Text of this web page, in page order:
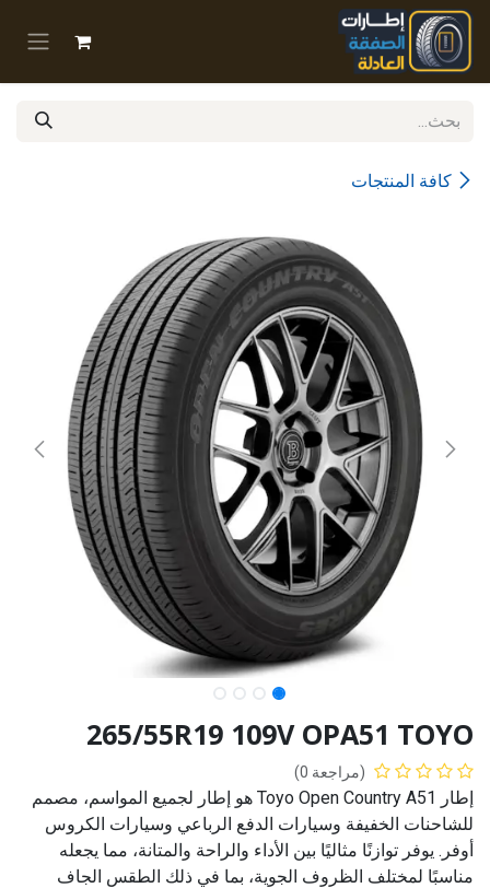
تخطي للذهاب إلى المحتوى
كافة المنتجات
265/55R19 109V OPA51 TOYO
(مراجعة 0)
إطار Toyo Open Country A51 هو إطار لجميع المواسم، مصمم
للشاحنات الخفيفة وسيارات الدفع الرباعي وسيارات الكروس
أوفر. يوفر توازنًا مثاليًا بين الأداء والراحة والمتانة، مما يجعله
مناسبًا لمختلف الظروف الجوية، بما في ذلك الطقس الجاف